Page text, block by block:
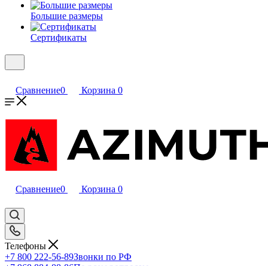
Большие размеры
Сертификаты
Сравнение0 Корзина 0
Сравнение0 Корзина 0
Телефоны
+7 800 222-56-89Звонки по РФ